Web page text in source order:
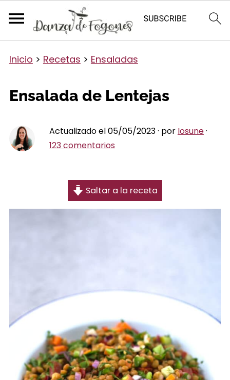
Inicio > Recetas > Ensaladas
Ensalada de Lentejas
Actualizado el 05/05/2023 · por Iosune·
123 comentarios
Saltar a la receta